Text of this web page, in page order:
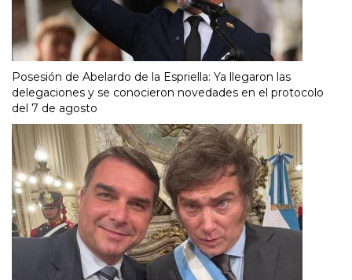
Posesión de Abelardo de la Espriella: Ya llegaron las
delegaciones y se conocieron novedades en el protocolo
del 7 de agosto